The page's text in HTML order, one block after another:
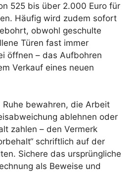
525 bis über 2.000 Euro für
Häufig wird zudem sofort
obwohl geschulte
Türen fast immer
öffnen – das Aufbohren
Verkauf eines neuen
bewahren, die Arbeit
ablehnen oder
zahlen – den Vermerk
schriftlich auf der
Sichere das ursprüngliche
als Beweise und